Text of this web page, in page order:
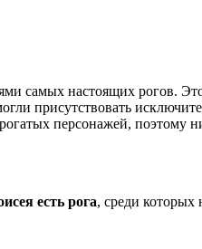
самых настоящих рогов.
присутствовать
персонажей, поэтому
есть рога, среди которых